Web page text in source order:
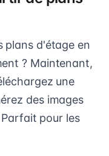
plans d'étage en
? Maintenant,
une
des images
pour les